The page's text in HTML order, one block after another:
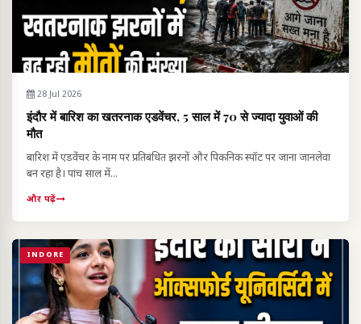
28 Jul 2026
इंदौर में बारिश का खतरनाक एडवेंचर, 5 साल में 70 से ज्यादा युवाओं की
मौत
बारिश में एडवेंचर के नाम पर प्रतिबंधित झरनों और पिकनिक स्पॉट पर जाना जानलेवा
बन रहा है। पांच साल में...
और पढ़ें
INDORE